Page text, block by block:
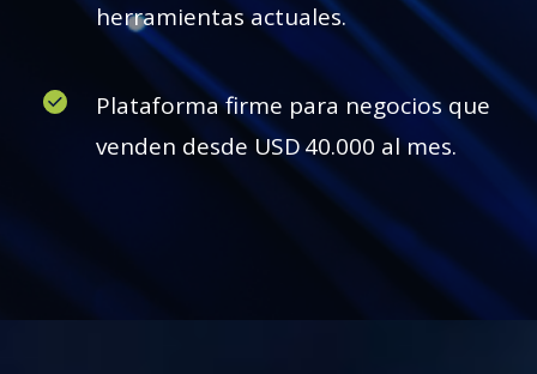
herramientas actuales.
Plataforma firme para negocios que
venden desde USD 40.000 al mes.